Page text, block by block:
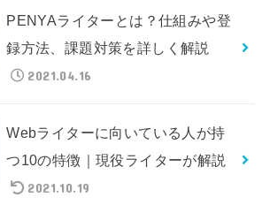
PENYAライターとは？仕組みや登
録方法、課題対策を詳しく解説
2021.04.16
Webライターに向いている人が持
つ10の特徴｜現役ライターが解説
2021.10.19